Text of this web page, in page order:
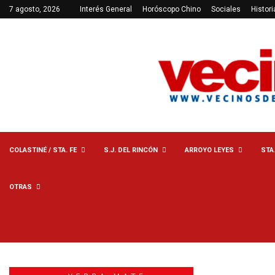
7 agosto, 2026 Interés General Horóscopo Chino Sociales
COLASTINÉ / STA. FE S.J. DEL RINCÓN ARROYO LEYES
OTRAS